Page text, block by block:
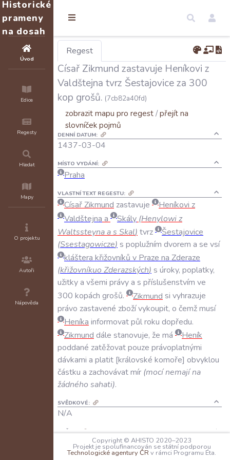
Historické
prameny
na dosah
Úvod
Edice
Regesty
Hledat
Mapy
O projektu
Autoři
Nápověda
Regest
Císař Zikmund zastavuje Heníkovi z
Valdštejna tvrz Šestajovice za 300
kop grošů. (7cb82a40fd)
zobrazit mapu pro regest/přejít na
slovníček pojmů
DENNÍ DATUM:
1437-03-04
MÍSTO VYDÁNÍ:
Praha
VLASTNÍ TEXT REGESTU:
CísařZikmund zastavuje Heníkovi z
Valdštejna a Skály (Henylowiz
Waltssteynaas Skal) tvrz
Šestajovice
(Ssestagowicze) s poplužním dvorem a se vsí
kláštera křižovníků v Praze na Zderaze
(křižovníkuo Zderazských) s úroky, poplatky,
užitkya všemi právya s příslušenstvím ve
300 kopách grošů. Zikmund si vyhrazuje
právo zastavené zbožívykoupit, o čemžmusí
Heníka informovatpůlroku dopředu.
Zikmund dále stanovuje, že má
Heník
poddané zatěžovatpouze právoplatnými
dávkami a platit královské komoře obvyklou
částku a zachovávatmír (mocínemajína
žádného sahati).
SVĚDKOVÉ:
N/A
PEČETI:
císař Zikmund:N/A;N/A;ohlášeno
přivěšení
Copyright © AHISTO 2020–2023
Projekt je spolufinancován se státní podporou
Technologické agentury ČR v rámci Programu Éta.